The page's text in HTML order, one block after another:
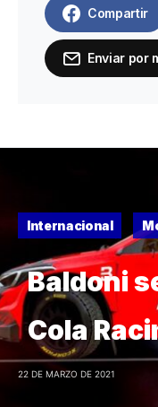
Compartir
Enviar por
Internacional
Baldoni
Cola
22 DE MARZO DE 2021